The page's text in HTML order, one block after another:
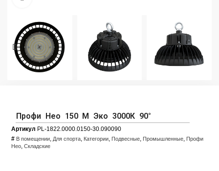
Профи Нео 150 M Эко 3000К 90°
Артикул PL-1822.0000.0150-30.090090
# В помещении, Для спорта, Категории, Подвесные, Промышленные, Профи
Нео, Складские